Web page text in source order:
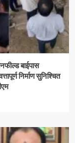
बाईपास
निर्माण सुनिश्चित